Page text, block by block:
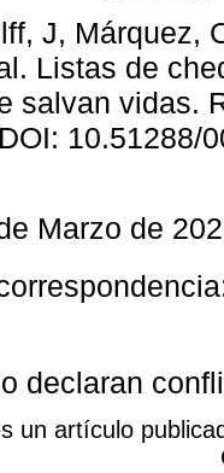
J, Márquez,
Listas de
salvan vidas.
10.51288/
Marzo de
declaran
un artículo